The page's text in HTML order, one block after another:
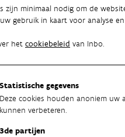
zijn minimaal nodig om de
gebruik in kaart voor analyse
het cookiebeleid van Inbo.
Statistische gegevens
Deze cookies houden anoniem
kunnen verbeteren.
3de partijen